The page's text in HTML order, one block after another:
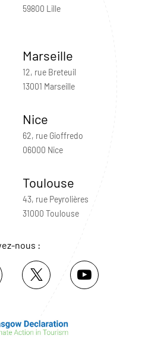
59800 Lille
Marseille
12, rue Breteuil
13001 Marseille
Nice
62, rue Gioffredo
06000 Nice
Toulouse
43, rue Peyrolières
31000 Toulouse
nous :